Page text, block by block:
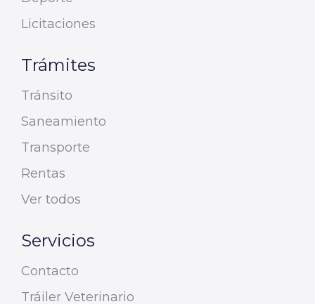
Licitaciones
Trámites
Tránsito
Saneamiento
Transporte
Rentas
Ver todos
Servicios
Contacto
Tráiler Veterinario